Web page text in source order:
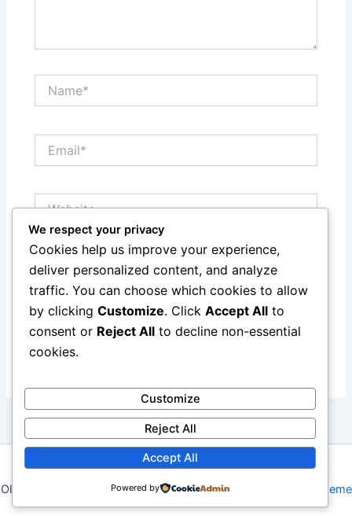
Save my name, email, and website in this browser
for the next time I comment.
Copyright © 2026 Merayakan Kompetisi Terbesar Dunia:
Olimpiade Sepanjang Masa | Powered byAstra WordPress Theme
We respect your privacy
Cookies help us improve your experience,
deliver personalized content, and analyze
traffic. You can choose which cookies to allow
by clicking Customize. Click Accept All to
consent or Reject All to decline non-essential
cookies.
Customize
Reject All
Accept All
Powered by